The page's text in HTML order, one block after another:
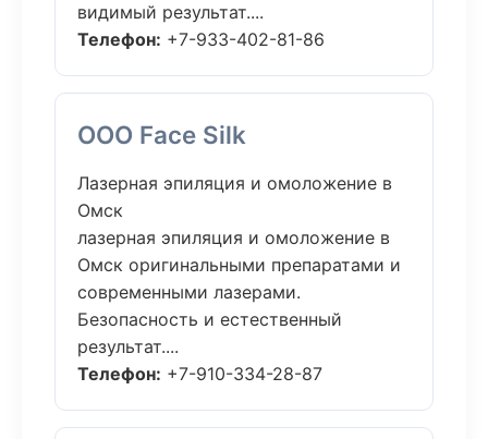
видимый результат....
Телефон: +7-933-402-81-86
ООО Face Silk
Лазерная эпиляция и омоложение в
Омск
лазерная эпиляция и омоложение в
Омск оригинальными препаратами и
современными лазерами.
Безопасность и естественный
результат....
Телефон: +7-910-334-28-87